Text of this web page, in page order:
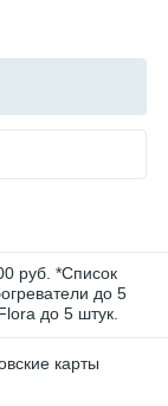
руб. *Список
до 5
до 5 штук.
карты